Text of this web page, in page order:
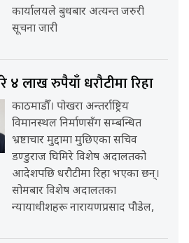
कार्यालयले बुधबार अत्यन्त जरुरी
सूचना जारी
४ लाख रुपैयाँ धरौटीमा रिहा
काठमाडौँ। पोखरा अन्तर्राष्ट्रिय
विमानस्थल निर्माणसँग सम्बन्धित
भ्रष्टाचार मुद्दामा मुछिएका सचिव
डण्डुराज घिमिरे विशेष अदालतको
आदेशपछि धरौटीमा रिहा भएका छन्।
सोमबार विशेष अदालतका
न्यायाधीशहरू नारायणप्रसाद पौडेल,